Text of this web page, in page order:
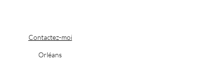
Contactez-moi
Orléans